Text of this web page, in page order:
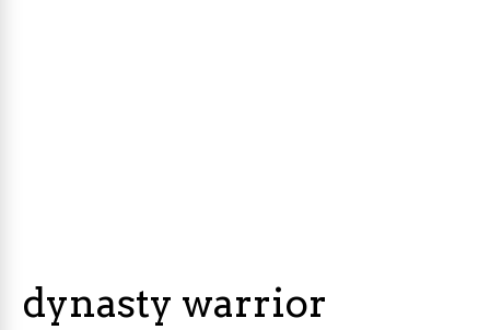
dynasty warrior